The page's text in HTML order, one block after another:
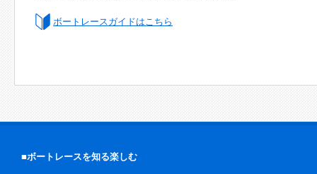
ボートレースガイドはこちら
■ボートレースを知る楽しむ